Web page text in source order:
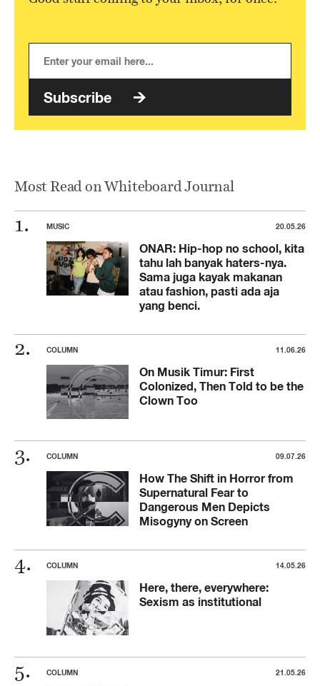
Subscribe
Most Read on Whiteboard Journal
MUSIC 20.05.26
ONAR: Hip-hop no school, kita
tahu lah banyak haters-nya.
Sama juga kayak makanan
atau fashion, pasti ada aja
yang benci.
COLUMN 11.06.26
On Musik Timur: First
Colonized, Then Told to be the
Clown Too
COLUMN 09.07.26
How The Shift in Horror from
Supernatural Fear to
Dangerous Men Depicts
Misogyny on Screen
COLUMN 14.05.26
Here, there, everywhere:
Sexism as institutional
COLUMN 21.05.26